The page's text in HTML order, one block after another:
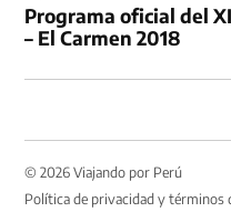
Programa oficial del
– El Carmen 2018
© 2026 Viajando por Perú
Política de privacidad y términos